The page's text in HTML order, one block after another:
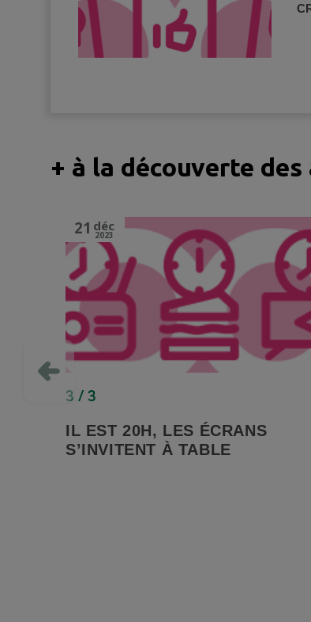
+ à la découverte
21 déc
2023
3 / 3
IL EST 20H, LES ÉCRANS
S’INVITENT À TABLE